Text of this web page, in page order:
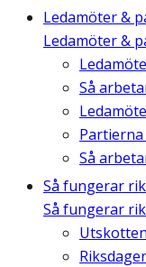
Ledamöter &
Ledamöter &
Så
Så
Så fungerar
Så fungerar